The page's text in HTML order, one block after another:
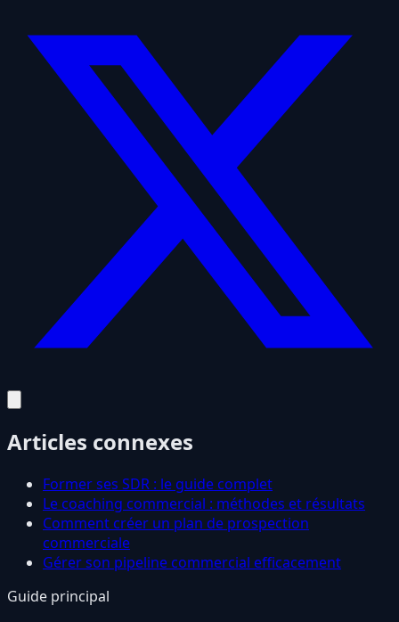
Articles connexes
Former ses SDR : le guide complet
Le coaching commercial : méthodes et résultats
Comment créer un plan de prospection
commerciale
Gérer son pipeline commercial efficacement
Guide principal